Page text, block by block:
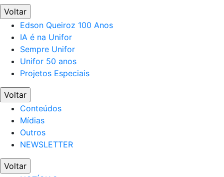
Voltar
Edson Queiroz 100 Anos
IA é na Unifor
Sempre Unifor
Unifor 50 anos
Projetos Especiais
Voltar
Conteúdos
Mídias
Outros
NEWSLETTER
Voltar